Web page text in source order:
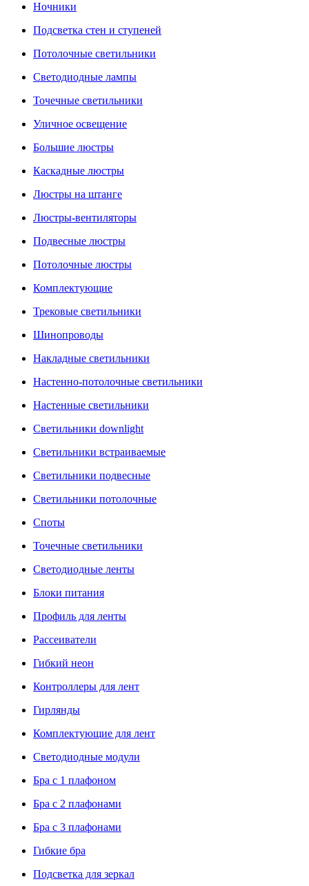
Ночники
Подсветка стен и ступеней
Потолочные светильники
Светодиодные лампы
Точечные светильники
Уличное освещение
Большие люстры
Каскадные люстры
Люстры на штанге
Люстры-вентиляторы
Подвесные люстры
Потолочные люстры
Комплектующие
Трековые светильники
Шинопроводы
Накладные светильники
Настенно-потолочные светильники
Настенные светильники
Светильники downlight
Светильники встраиваемые
Светильники подвесные
Светильники потолочные
Споты
Точечные светильники
Светодиодные ленты
Блоки питания
Профиль для ленты
Рассеиватели
Гибкий неон
Контроллеры для лент
Гирлянды
Комплектующие для лент
Светодиодные модули
Бра с 1 плафоном
Бра с 2 плафонами
Бра с 3 плафонами
Гибкие бра
Подсветка для зеркал